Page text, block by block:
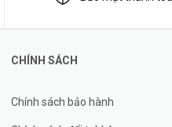
CHÍNH SÁCH
Chính sách bảo hành